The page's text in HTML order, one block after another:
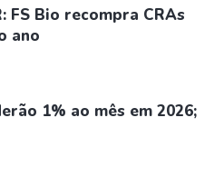
FS Bio recompra CRAs
ano
1% ao mês em 2026;